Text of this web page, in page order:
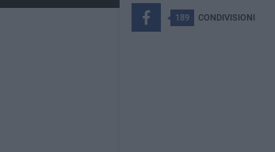
189 CONDIVISIONI